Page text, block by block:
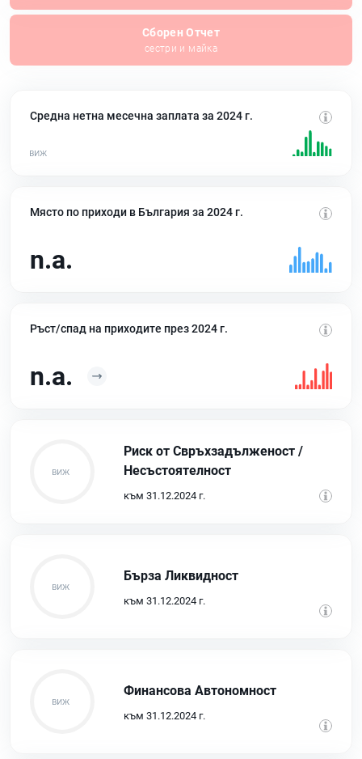
Сборен Отчет
сестри и майка
Средна нетна месечна заплата за 2024 г.
Място по приходи в България за 2024 г.
n.a.
Ръст/спад на приходите през 2024 г.
n.a.
Риск от Свръхзадълженост /
Несъстоятелност
към 31.12.2024 г.
Бърза Ликвидност
към 31.12.2024 г.
Финансова Автономност
към 31.12.2024 г.